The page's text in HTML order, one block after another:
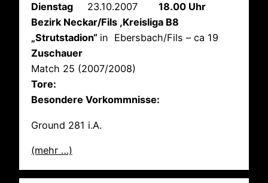
Dienstag 23.10.2007 18.00 Uhr
Bezirk Neckar/Fils ,Kreisliga B8
„Strutstadion“ in Ebersbach/Fils – ca 19
Zuschauer
Match 25 (2007/2008)
Tore:
Besondere Vorkommnisse:
Ground 281 i.A.
(mehr …)